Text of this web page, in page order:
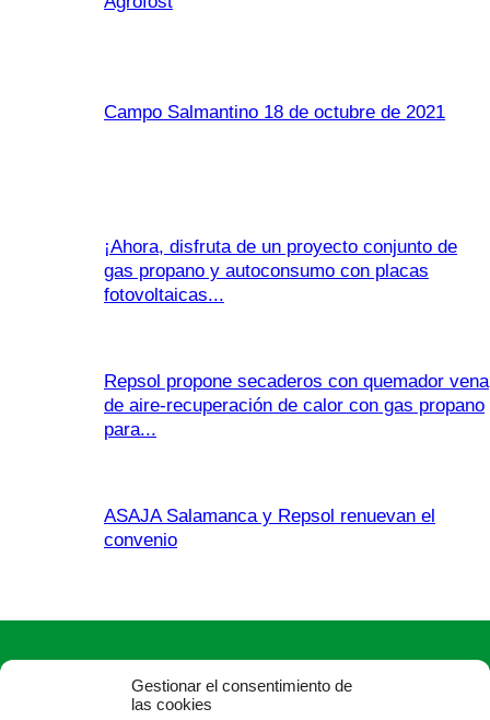
Gestionar el consentimiento de
las cookies
Campo Salmantino 18 de octubre de 2021
¡Ahora, disfruta de un proyecto conjunto de
gas propano y autoconsumo con placas
fotovoltaicas...
Repsol propone secaderos con quemador vena
de aire-recuperación de calor con gas propano
para...
ASAJA Salamanca y Repsol renuevan el
convenio